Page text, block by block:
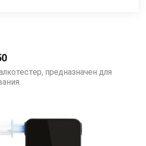
предназначен для